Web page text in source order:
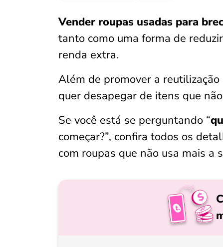
Vender roupas usadas para
tanto como uma forma de
renda extra.
Além de promover a
quer desapegar de itens que
Se você está se perguntando “
começar?”, confira todos os
com roupas que não usa mais a